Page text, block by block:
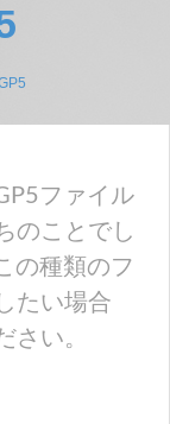
ファイル
のことでし
の種類のフ
たい場合
さい。